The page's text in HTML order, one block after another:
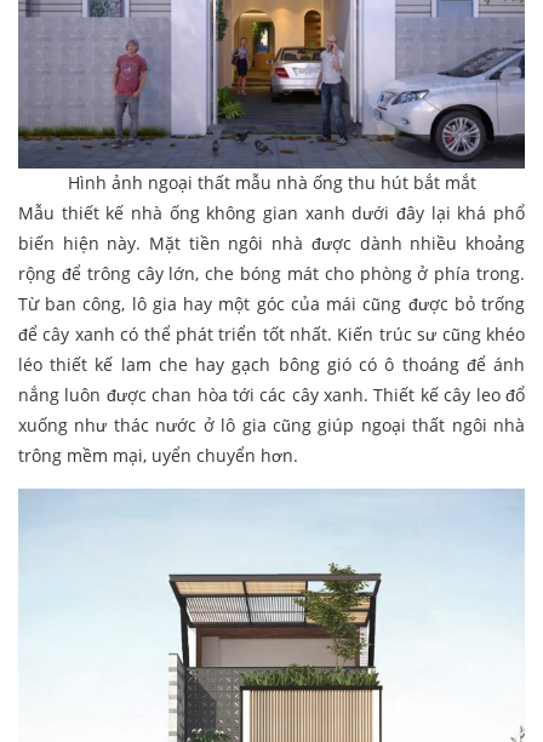
Hình ảnh ngoại thất mẫu nhà ống thu hút bắt mắt
Mẫu thiết kế nhà ống không gian xanh dưới đây lại khá phổ
biến hiện này. Mặt tiền ngôi nhà được dành nhiều khoảng
rộng để trông cây lớn, che bóng mát cho phòng ở phía trong.
Từ ban công, lô gia hay một góc của mái cũng được bỏ trống
để cây xanh có thể phát triển tốt nhất. Kiến trúc sư cũng khéo
léo thiết kế lam che hay gạch bông gió có ô thoáng để ánh
nắng luôn được chan hòa tới các cây xanh. Thiết kế cây leo đổ
xuống như thác nước ở lô gia cũng giúp ngoại thất ngôi nhà
trông mềm mại, uyển chuyển hơn.